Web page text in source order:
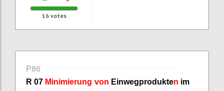
16votes
P86
R 07 Minimierung von Einwegprodukten im